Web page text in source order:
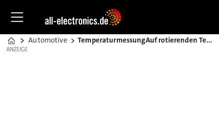
Home
Automotive TemperaturmessungAuf rotierenden Teilen
ANZEIGE
ANZEIGE